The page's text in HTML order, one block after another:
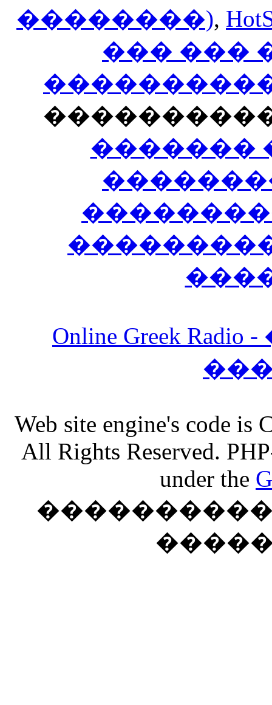
��������),
��� ���
�������
Online Greek
Web site engine's code
All Rights Reserved.
under the
����������